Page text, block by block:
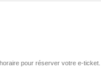
pour réserver votre e-ticket.